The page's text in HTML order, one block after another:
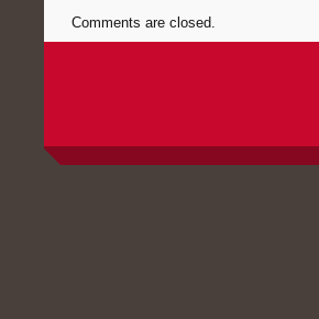
Comments are closed.